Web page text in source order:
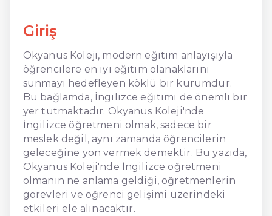
Giriş
Okyanus Koleji, modern eğitim anlayışıyla
öğrencilere en iyi eğitim olanaklarını
sunmayı hedefleyen köklü bir kurumdur.
Bu bağlamda, İngilizce eğitimi de önemli bir
yer tutmaktadır. Okyanus Koleji'nde
İngilizce öğretmeni olmak, sadece bir
meslek değil, aynı zamanda öğrencilerin
geleceğine yön vermek demektir. Bu yazıda,
Okyanus Koleji'nde İngilizce öğretmeni
olmanın ne anlama geldiği, öğretmenlerin
görevleri ve öğrenci gelişimi üzerindeki
etkileri ele alınacaktır.